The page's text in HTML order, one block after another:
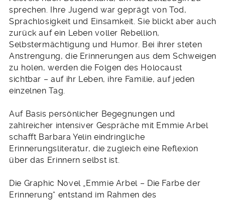
sprechen. Ihre Jugend war geprägt von Tod,
Sprachlosigkeit und Einsamkeit. Sie blickt aber auch
zurück auf ein Leben voller Rebellion,
Selbstermächtigung und Humor. Bei ihrer steten
Anstrengung, die Erinnerungen aus dem Schweigen
zu holen, werden die Folgen des Holocaust
sichtbar – auf ihr Leben, ihre Familie, auf jeden
einzelnen Tag.
Auf Basis persönlicher Begegnungen und
zahlreicher intensiver Gespräche mit Emmie Arbel
schafft Barbara Yelin eindringliche
Erinnerungsliteratur, die zugleich eine Reflexion
über das Erinnern selbst ist.
Die Graphic Novel „Emmie Arbel – Die Farbe der
Erinnerung“ entstand im Rahmen des